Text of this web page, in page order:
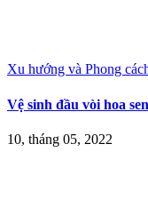
Xu hướng và Phong
Vệ sinh đầu vòi hoa
10, tháng 05, 2022